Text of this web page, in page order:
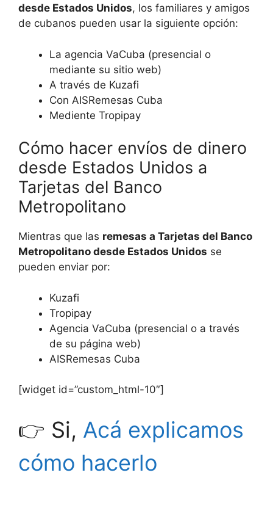
desde Estados Unidos, los familiares y amigos
de cubanos pueden usar la siguiente opción:
La agencia VaCuba (presencial o
mediante su sitio web)
A través de Kuzafi
Con AISRemesas Cuba
Mediente Tropipay
Cómo hacer envíos de dinero
desde Estados Unidos a
Tarjetas del Banco
Metropolitano
Mientras que las remesas a Tarjetas del Banco
Metropolitano desde Estados Unidos se
pueden enviar por:
Kuzafi
Tropipay
Agencia VaCuba (presencial o a través
de su página web)
AISRemesas Cuba
[widget id=”custom_html-10″]
👉 Si, Acá explicamos
cómo hacerlo